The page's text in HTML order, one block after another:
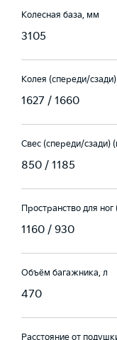
Колесная база, мм
3105
Колея (спереди/
1627 / 1660
Свес (спереди/сзади)
850 / 1185
Пространство для
1160 / 930
Объём багажника, л
470
Расстояние от